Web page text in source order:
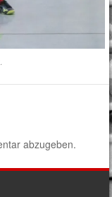
abzugeben.